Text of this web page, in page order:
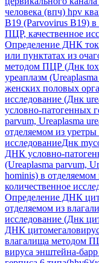
человека (впч) hpv
B19 (Parvovirus B19)
ПЦР, качественное
Определение ДНК
или пунктатах из
методом ПЦР (Днк
уреаплазм
женских половых
исследование (Днк
условно-патогенных
parvum, Ureaplasma
отделяемом из
исследованиеДнк
ДНК условно-
(Ureaplasma parvum,
hominis) в
количественное
Определение ДНК
отделяемом из
исследование (Днк
ДНК
влагалища методом
вируса энштейна-